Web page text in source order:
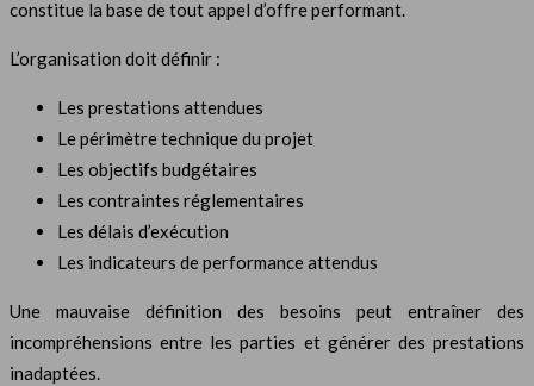
constitue la base de tout appel d’offre performant.
L’organisation doit définir :
Les prestations attendues
Le périmètre technique du projet
Les objectifs budgétaires
Les contraintes réglementaires
Les délais d’exécution
Les indicateurs de performance attendus
Une mauvaise définition des besoins peut entraîner des
incompréhensions entre les parties et générer des prestations
inadaptées.